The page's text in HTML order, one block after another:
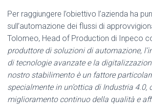
Per raggiungere l’obiettivo l’azienda ha
sull’automazione dei flussi di
Tolomeo, Head of Production di Inpeco
produttore di soluzioni di automazione,
di tecnologie avanzate e la
nostro stabilimento è un fattore
specialmente in un’ottica di Industria 4.0,
miglioramento continuo della qualità e